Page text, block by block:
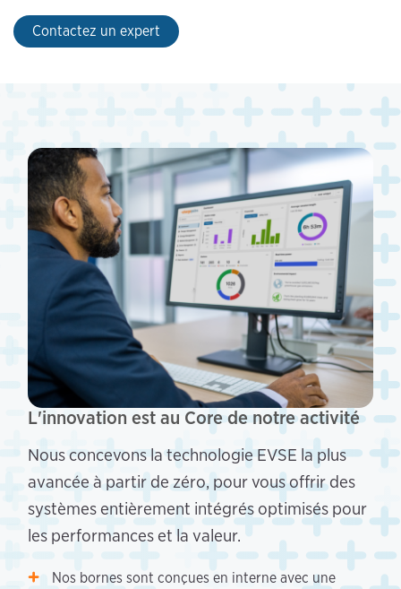
Contactez un expert
L'innovation est au Core de notre activité
Nous concevons la technologie EVSE la plus
avancée à partir de zéro, pour vous offrir des
systèmes entièrement intégrés optimisés pour
les performances et la valeur.
Nos bornes sont conçues en interne avec une